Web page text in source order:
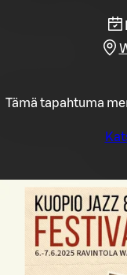
Tämä tapahtuma